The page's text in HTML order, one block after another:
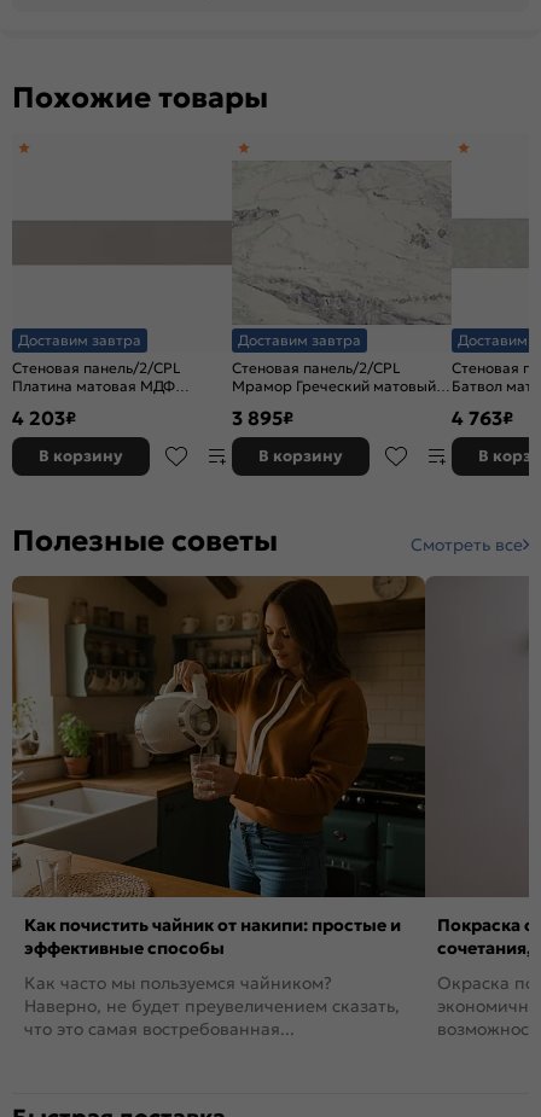
Похожие товары
Доставим завтра
Стеновая панель/2/CPL
Платина матовая МДФ
4 203₽
В корзину
Доставим завтра
Стеновая панель/2/CPL
Мрамор Греческий матовый
3 895₽
В корзину
Доставим
Стеновая
Батвол
4 763₽
В
Полезные советы Смотреть все
Как почистить чайник от накипи: простые и
эффективные способы
Как часто мы пользуемся чайником?
Наверно, не будет преувеличением сказать,
что это самая востребованная...
Покраска
сочетания,
Окраска